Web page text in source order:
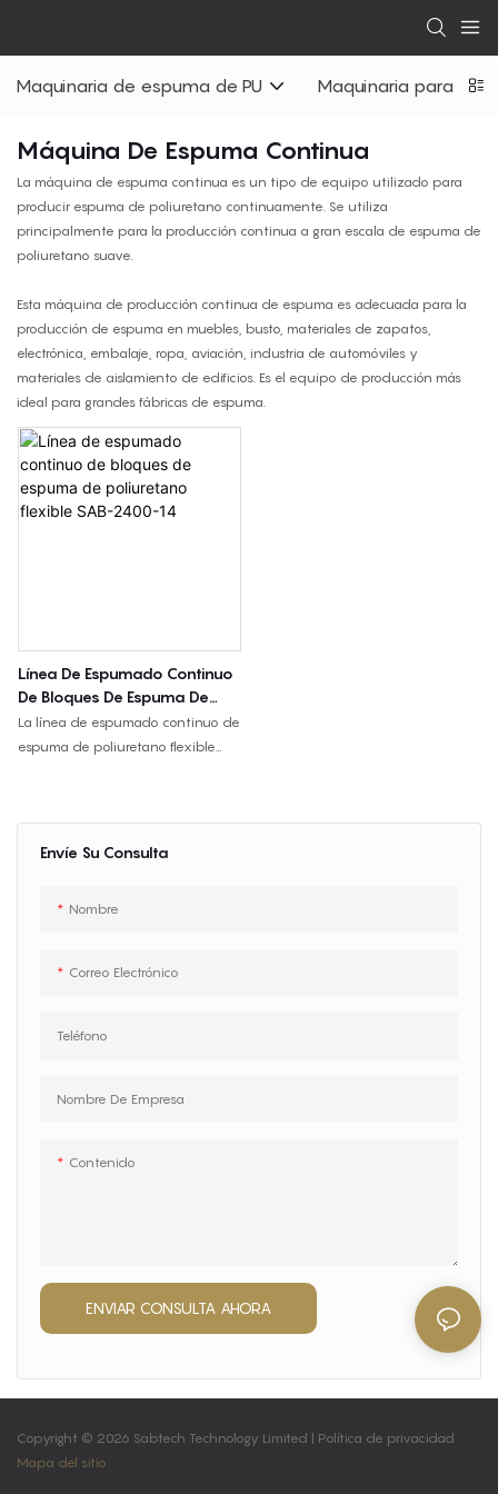
Maquinaria de espuma de PU Maquinaria para
Máquina De Espuma Continua
La máquina de espuma continua es un tipo de equipo utilizado para
producir espuma de poliuretano continuamente. Se utiliza
principalmente para la producción continua a gran escala de espuma de
poliuretano suave.
Esta máquina de producción continua de espuma es adecuada para la
producción de espuma en muebles, busto, materiales de zapatos,
electrónica, embalaje, ropa, aviación, industria de automóviles y
materiales de aislamiento de edificios. Es el equipo de producción más
ideal para grandes fábricas de espuma.
Envíe Su Consulta
Nombre
Correo Electrónico
Teléfono
Nombre De Empresa
Contenido
ENVIAR CONSULTA AHORA
Línea De Espumado Continuo
De Bloques De Espuma De
Poliuretano Flexible SAB-
2400-14
La línea de espumado continuo de
espuma de poliuretano flexible
espuma de poliuretano flexible a
partir de planchas, con sistemas de
necesidades del proyecto.
Copyright © 2026 Sabtech Technology Limited | Política de privacidad
Mapa del sitio